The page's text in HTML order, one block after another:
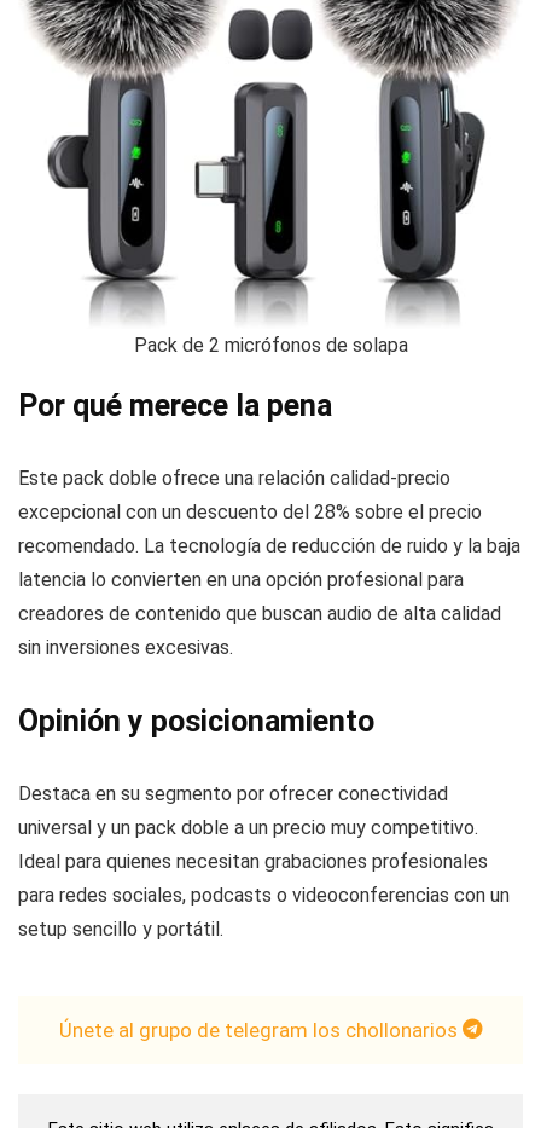
Pack de 2 micrófonos de solapa
Por qué merece la pena
Este pack doble ofrece una relación calidad-precio
excepcional con un descuento del 28% sobre el precio
recomendado. La tecnología de reducción de ruido y la baja
latencia lo convierten en una opción profesional para
creadores de contenido que buscan audio de alta calidad
sin inversiones excesivas.
Opinión y posicionamiento
Destaca en su segmento por ofrecer conectividad
universal y un pack doble a un precio muy competitivo.
Ideal para quienes necesitan grabaciones profesionales
para redes sociales, podcasts o videoconferencias con un
setup sencillo y portátil.
Únete al grupo de telegram los chollonarios